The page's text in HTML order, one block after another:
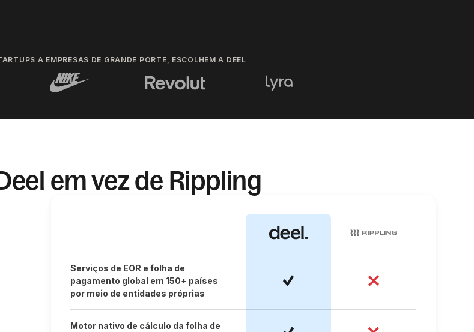
A EMPRESAS DE GRANDE PORTE, ESCOLHEM A DEEL
em vez de Rippling
Serviços de EOR e folha de
pagamento global em 150+ países
por meio de entidades próprias
Motor nativo de cálculo da folha de